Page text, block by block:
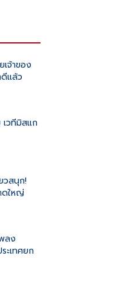
จ้าของ
แล้ว
วทีมิสแก
วสนุก!
ดใหญ่
ลง
ะเทศยก